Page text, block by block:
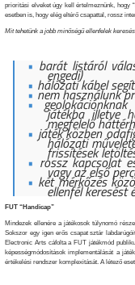
prioritási elveket úgy kell értelmeznünk, hogy
esetben is, hogy elég eltérő csapattal, rossz
Mit tehetünk a jobb minőségű ellenfelek
barát listáról
engedi)
hálózati kábel
nem használunk
játékba illetve
megfelelő
játék közben
hálózati
frissítések
rossz kapcsolat
vagy az első
két mérkőzés
ellenfél keresést
FUT “Handicap”
Mindezek ellenére a játékosok túlynomó
Sokszor egy igen erős csapat sztár
Electronic Arts cáfolta a FUT játékmód
képességmódosítások implementálását a
értékelési rendszer komplexitását. A létező